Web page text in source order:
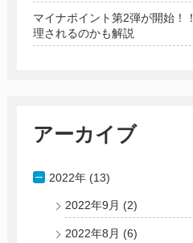
マイナポイント第2弾が開始！
理されるのかも解説
アーカイブ
2022年 (13)
2022年9月 (2)
2022年8月 (6)